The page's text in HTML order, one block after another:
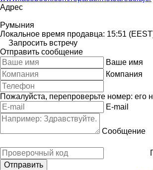
Адрес
Румыния
Локальное время продавца: 15:51
Запросить встречу
Отправить сообщение
Ваше имя
Компания
Пожалуйста, перепроверьте номер: его
E-mail
Сообщение